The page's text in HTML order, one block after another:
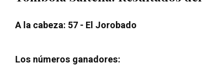
A la cabeza: 57 - El Jorobado
Los números ganadores: